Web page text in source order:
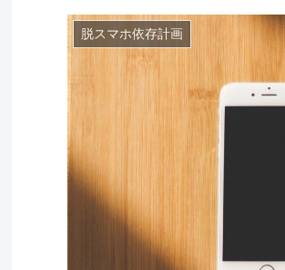
脱スマホ依存計画